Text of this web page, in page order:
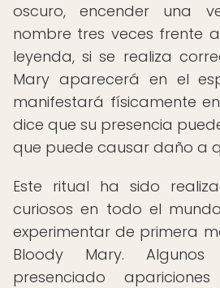
oscuro, encender una
nombre tres veces frente
leyenda, si se realiza
Mary aparecerá en el
manifestará físicamente
dice que su presencia
que puede causar daño a
Este ritual ha sido
curiosos en todo el
experimentar de primera
Bloody Mary.
presenciado